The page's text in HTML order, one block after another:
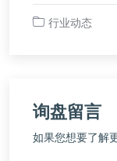
行业动态
询盘留言
如果您想要了解